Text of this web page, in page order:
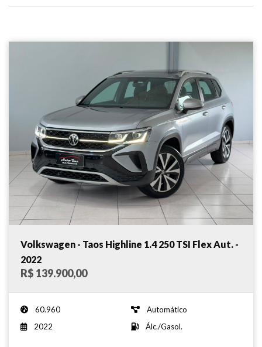
Volkswagen - Taos Highline 1.4 250 TSI Flex Aut. -
2022
R$ 139.900,00
60.960
Automático
2022
Álc./Gasol.